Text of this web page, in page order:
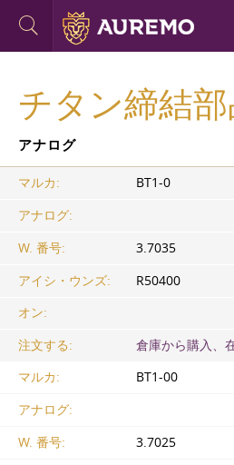
チタン締結
アナログ
マルカ:
ВT1-0
アナログ:
W. 番号:
3.7035
アイシ・ウンズ:
R50400
オン:
注文する:
倉庫から購入、
マルカ:
ВТ1-00
アナログ:
W. 番号:
3.7025